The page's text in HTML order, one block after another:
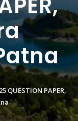
QUESTION PAPER,